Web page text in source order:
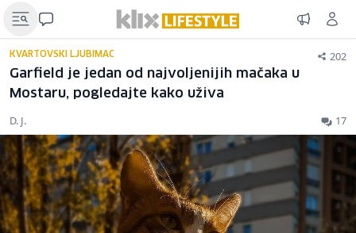
KVARTOVSKI LJUBIMAC 202
Garfield je jedan od najvoljenijih mačaka u
Mostaru, pogledajte kako uživa
D. J. 17